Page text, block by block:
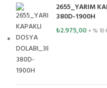
2655_YARIM
380D-1900H
₺2.975,00 + % 10